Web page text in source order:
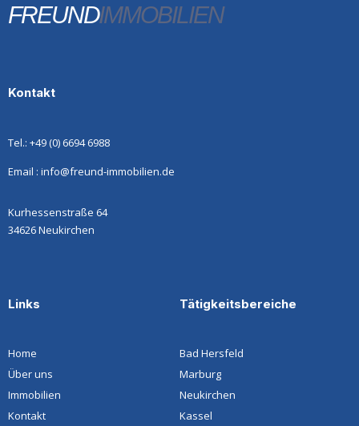
FREUNDIMMOBILIEN
Kontakt
Tel.: +49 (0) 6694 6988
Email : info@freund-immobilien.de
Kurhessenstraße 64
34626 Neukirchen
Links
Home
Über uns
Immobilien
Kontakt
Tätigkeitsbereiche
Bad Hersfeld
Marburg
Neukirchen
Kassel